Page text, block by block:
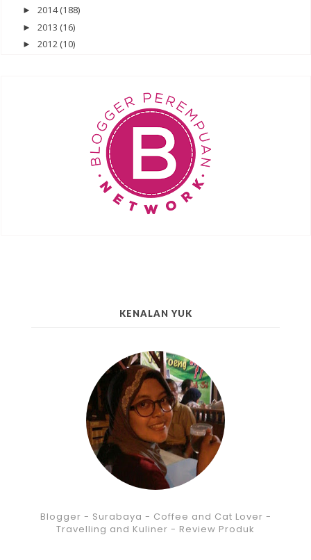
► 2014(188)
► 2013 (16)
► 2012 (10)
KENALAN YUK
Blogger - Surabaya - Coffee and Cat Lover -
Travelling and Kuliner - Review Produk